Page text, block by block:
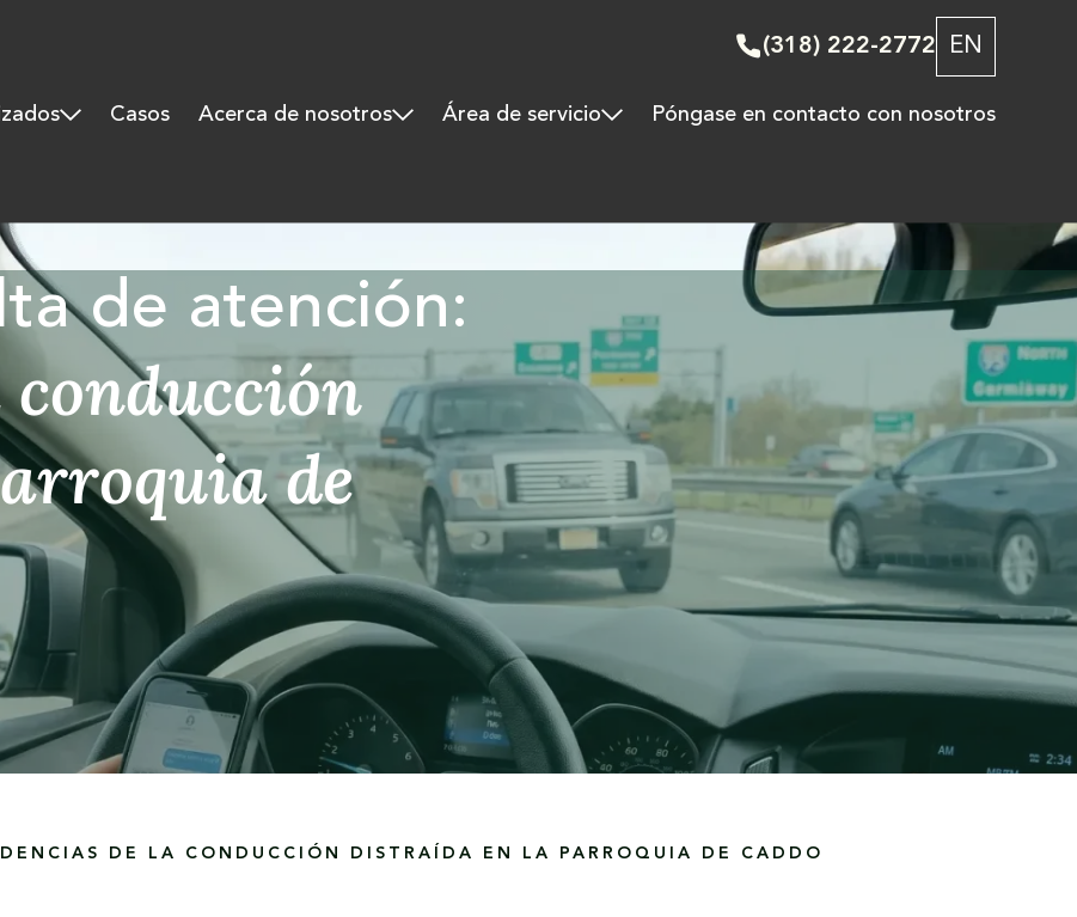
Casos Acerca de nosotros Área de servicio Póngase en contacto con nosotros
(318) 222-2772 EN
de atención:
conducción
de
DE LA CONDUCCIÓN DISTRAÍDA EN LA PARROQUIA DE CADDO